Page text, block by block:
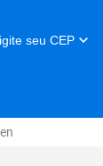
seu CEP